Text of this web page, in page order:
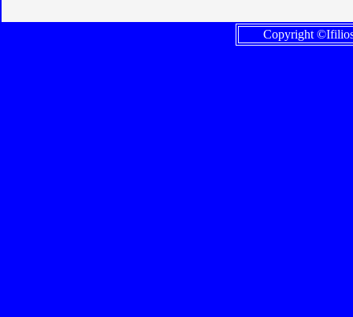
Copyright